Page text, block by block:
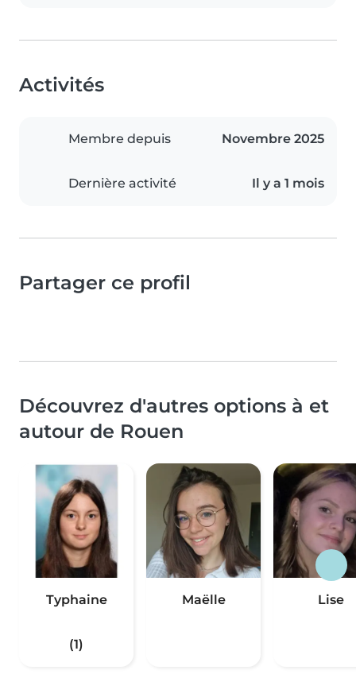
Activités
Membre depuis Novembre 2025
Dernière activité Il y a 1 mois
Partager ce profil
Découvrez d'autres options à et
autour de Rouen
Typhaine
(1)
Maëlle Lise